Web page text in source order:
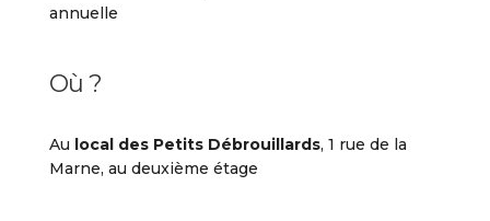
annuelle
Où ?
Au local des Petits Débrouillards, 1 rue de la
Marne, au deuxième étage